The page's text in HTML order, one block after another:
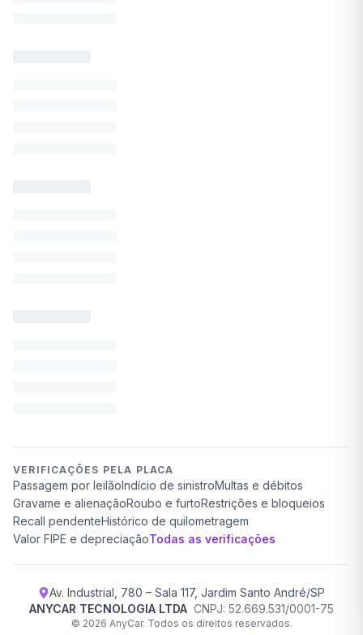
VERIFICAÇÕES PELA PLACA
Passagem por leilãoIndício de sinistroMultas e débitos
Gravame e alienaçãoRoubo e furtoRestrições e bloqueios
Recall pendenteHistórico de quilometragem
Valor FIPE e depreciaçãoTodas as verificações
Av. Industrial, 780 – Sala 117, Jardim Santo André/SP
ANYCAR TECNOLOGIA LTDA CNPJ: 52.669.531/0001-75
© 2026 AnyCar. Todos os direitos reservados.